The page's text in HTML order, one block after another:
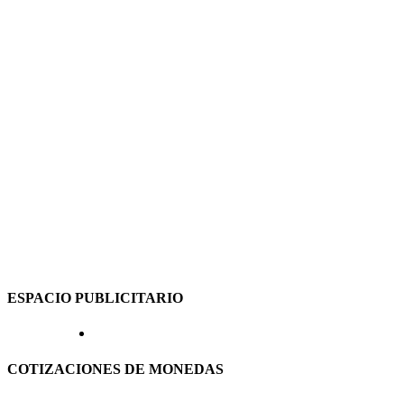
ESPACIO PUBLICITARIO
COTIZACIONES DE MONEDAS